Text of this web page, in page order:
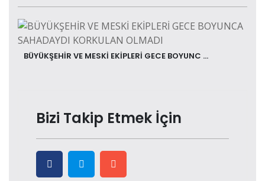
BÜYÜKŞEHİR VE MESKİ EKİPLERİ GECE BOYUNC ...
Bizi Takip Etmek İçin